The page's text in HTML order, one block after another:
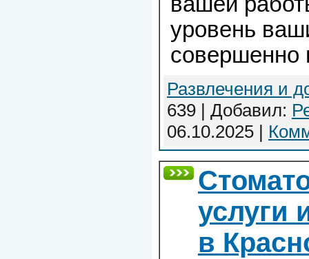
уровень
совершенно
Развлечения и
639 | Добавил:
06.10.2025 |
услуги
в